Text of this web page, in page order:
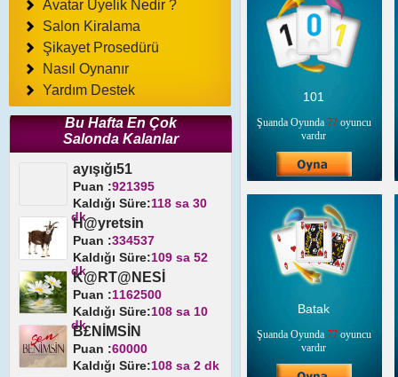
Avatar Üyelik Nedir ?
Salon Kiralama
Şikayet Prosedürü
Nasıl Oynanır
Yardım Destek
Bu Hafta En Çok
Salonda Kalanlar
ayışığı51
Puan :921395
Kaldığı Süre:118 sa 30
dk
H@yretsin
Puan :334537
Kaldığı Süre:109 sa 52
dk
K@RT@NESİ
Puan :1162500
Kaldığı Süre:108 sa 10
dk
B£NİMSİN
Puan :60000
Kaldığı Süre:108 sa 2 dk
101
Şuanda Oyunda 77oyuncu
vardır
Batak
Şuanda Oyunda 77oyuncu
vardır